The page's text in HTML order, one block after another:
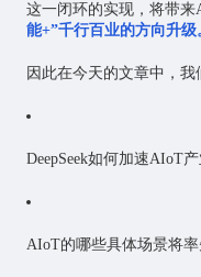
这一闭环的实现，将带来
能+”千行百业的方向升级
因此在今天的文章中，我
DeepSeek如何加速AIoT
AIoT的哪些具体场景将率